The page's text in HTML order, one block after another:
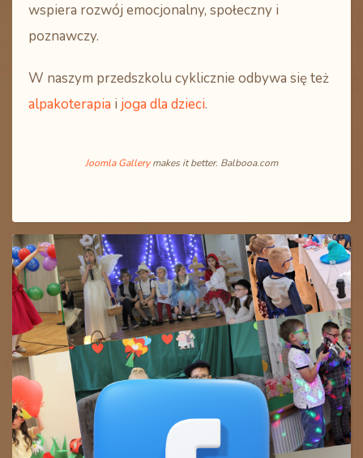
wspiera rozwój emocjonalny, społeczny i
poznawczy.
W naszym przedszkolu cyklicznie odbywa się też
alpakoterapia i joga dla dzieci.
Joomla Gallerymakes it better. Balbooa.com